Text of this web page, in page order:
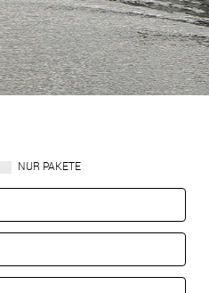
NUR PAKETE